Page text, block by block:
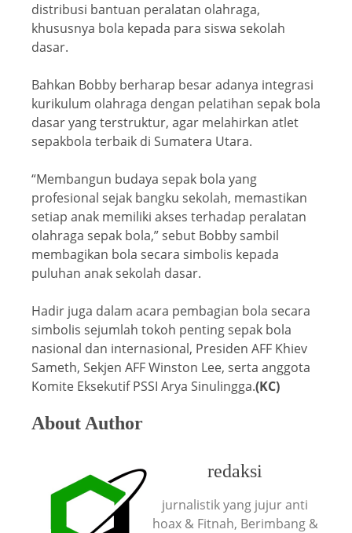
distribusi bantuan peralatan olahraga,
khususnya bola kepada para siswa sekolah
dasar.
Bahkan Bobby berharap besar adanya integrasi
kurikulum olahraga dengan pelatihan sepak bola
dasar yang terstruktur, agar melahirkan atlet
sepakbola terbaik di Sumatera Utara.
“Membangun budaya sepak bola yang
profesional sejak bangku sekolah, memastikan
setiap anak memiliki akses terhadap peralatan
olahraga sepak bola,” sebut Bobby sambil
membagikan bola secara simbolis kepada
puluhan anak sekolah dasar.
Hadir juga dalam acara pembagian bola secara
simbolis sejumlah tokoh penting sepak bola
nasional dan internasional, Presiden AFF Khiev
Sameth, Sekjen AFF Winston Lee, serta anggota
Komite Eksekutif PSSI Arya Sinulingga.(KC)
About Author
redaksi
jurnalistik yang jujur anti
hoax & Fitnah, Berimbang &